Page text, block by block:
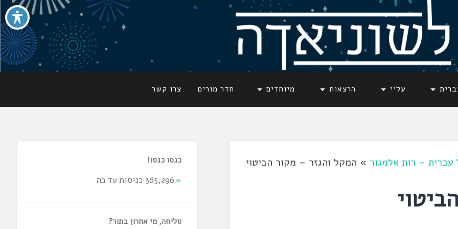
עליי הרצאות מיוחדים חדר מורים צרו קשר
– רות אלמגור » המקל והגזר – מקור הביטוי כנסו כנסו!
365,296 כניסות עד כה
סליחה, מי אחרון בתור?